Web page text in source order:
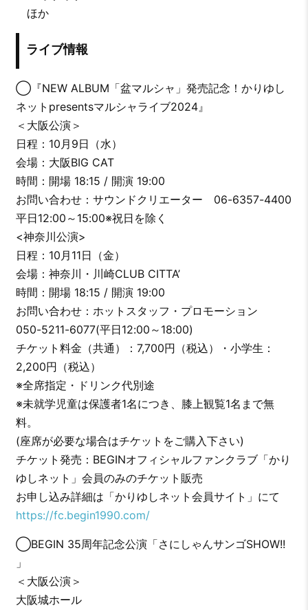
ほか
ライブ情報
◯『NEW ALBUM「盆マルシャ」発売記念！かりゆし
ネットpresentsマルシャライブ2024』
＜大阪公演＞
日程：10月9日（水）
会場：大阪BIG CAT
時間：開場 18:15 / 開演 19:00
お問い合わせ：サウンドクリエーター 06-6357-4400
平日12:00～15:00※祝日を除く
<神奈川公演>
日程：10月11日（金）
会場：神奈川・川崎CLUB CITTA’
時間：開場 18:15 / 開演 19:00
お問い合わせ：ホットスタッフ・プロモーション
050-5211-6077(平日12:00～18:00)
チケット料金（共通）：7,700円（税込）・小学生：
2,200円（税込）
※全席指定・ドリンク代別途
※未就学児童は保護者1名につき、膝上観覧1名まで無
料。
(座席が必要な場合はチケットをご購入下さい)
チケット発売：BEGINオフィシャルファンクラブ「かり
ゆしネット」会員のみのチケット販売
お申し込み詳細は「かりゆしネット会員サイト」にて
https://fc.begin1990.com/
◯BEGIN 35周年記念公演「さにしゃんサンゴSHOW!!
」
＜大阪公演＞
大阪城ホール